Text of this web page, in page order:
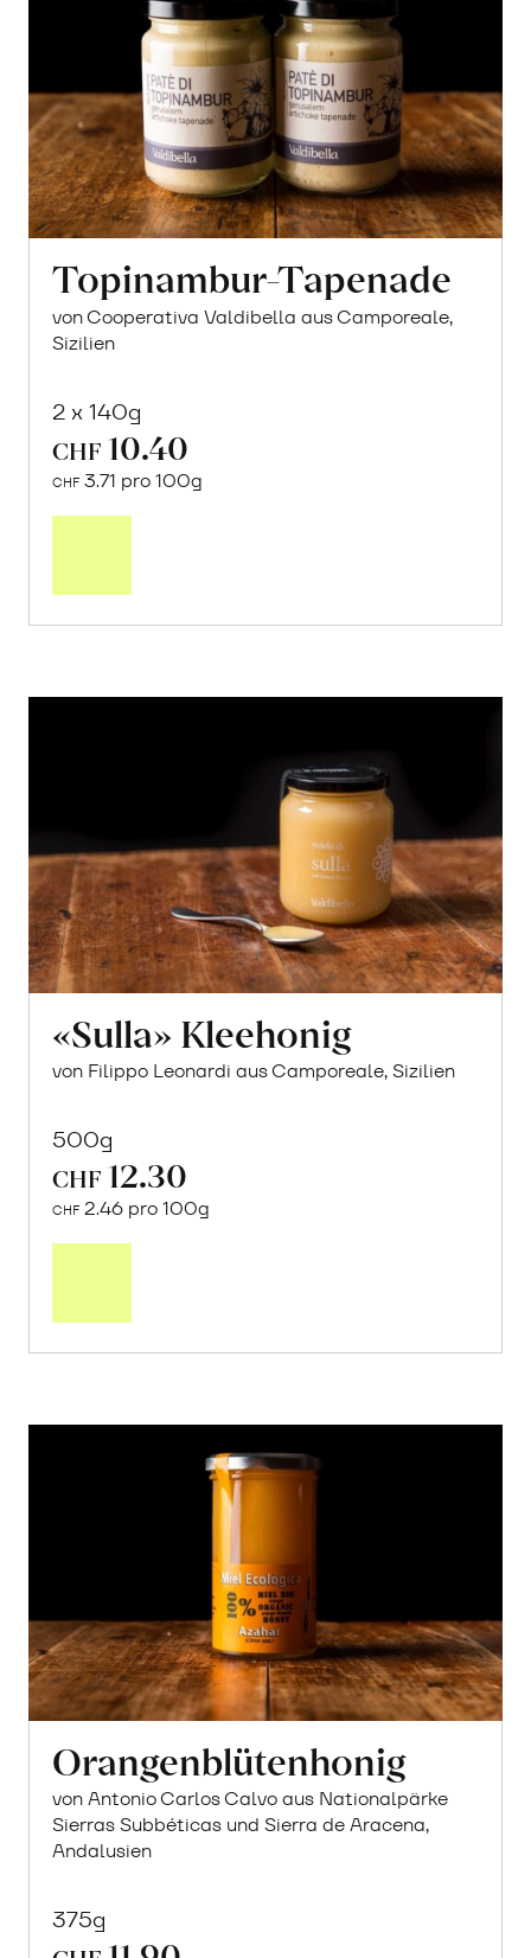
Topinambur-Tapenade
von Cooperativa Valdibella aus Camporeale,
Sizilien
2 x 140g
CHF 10.40
CHF 3.71 pro 100g
«Sulla» Kleehonig
von Filippo Leonardi aus Camporeale, Sizilien
500g
CHF 12.30
CHF 2.46 pro 100g
Orangenblütenhonig
von Antonio Carlos Calvo aus Nationalpärke
Sierras Subbéticas und Sierra de Aracena,
Andalusien
375g